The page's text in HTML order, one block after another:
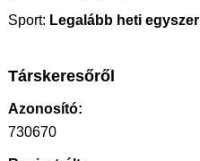
Sport: Legalább heti egyszer
Társkeresőről
Azonosító:
730670